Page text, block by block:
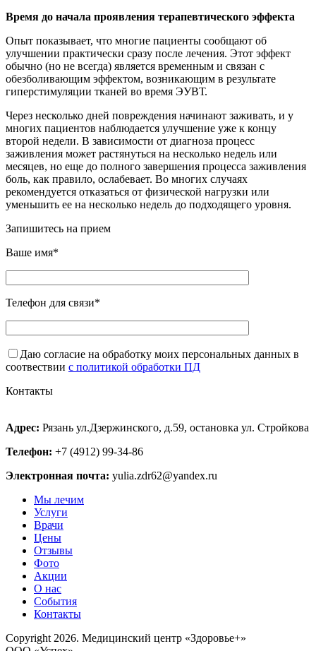
Время до начала проявления терапевтического эффекта
Опыт показывает, что многие пациенты сообщают об
улучшении практически сразу после лечения. Этот эффект
обычно (но не всегда) является временным и связан с
обезболивающим эффектом, возникающим в результате
гиперстимуляции тканей во время ЭУВТ.
Через несколько дней повреждения начинают заживать, и у
многих пациентов наблюдается улучшение уже к концу
второй недели. В зависимости от диагноза процесс
заживления может растянуться на несколько недель или
месяцев, но еще до полного завершения процесса заживления
боль, как правило, ослабевает. Во многих случаях
рекомендуется отказаться от физической нагрузки или
уменьшить ее на несколько недель до подходящего уровня.
Запишитесь на прием
Ваше имя*
Телефон для связи*
Даю согласие на обработку моих персональных данных в
соотвествии с политикой обработки ПД
Контакты
Адрес: Рязань ул.Дзержинского, д.59, остановка ул. Стройкова
Телефон: +7 (4912) 99-34-86
Электронная почта: yulia.zdr62@yandex.ru
Мы лечим
Услуги
Врачи
Цены
Отзывы
Фото
Акции
О нас
События
Контакты
Copyright 2026. Медицинский центр «Здоровье+»